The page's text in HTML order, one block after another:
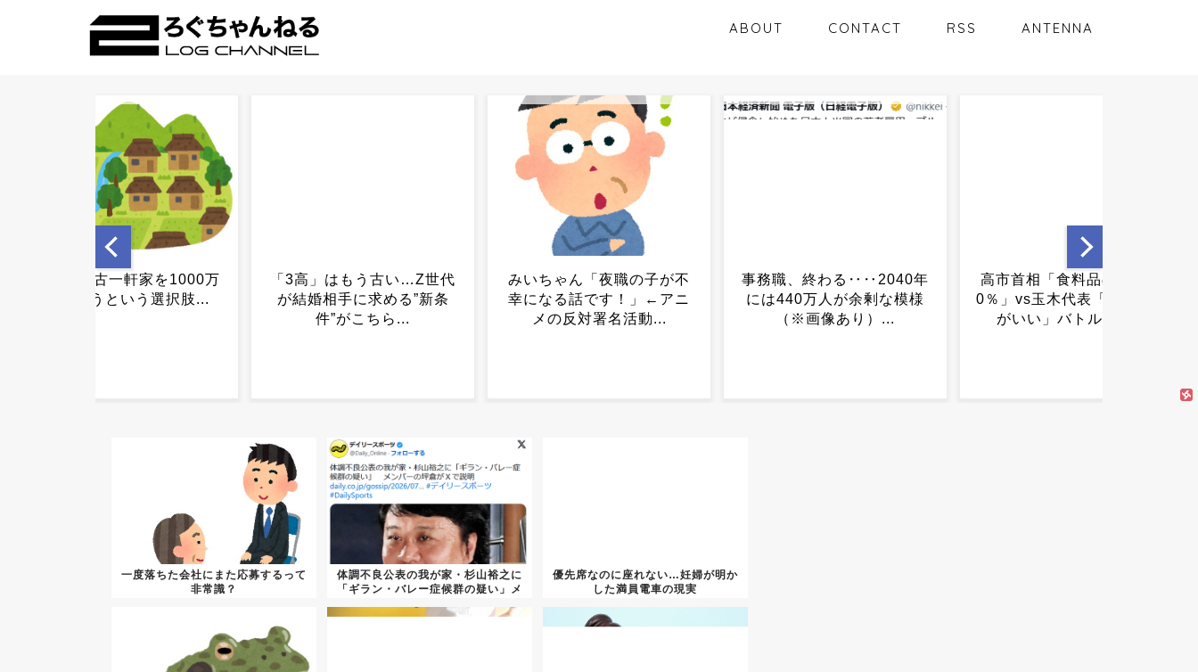
ABOUT CONTACT RSS ANTENNA
みいちゃん「夜職の子が不
幸になる話です！」←アニ
メの反対署名活動...
事務職、終わる‥‥2040年
には440万人が余剰な模様
（※画像あり）...
高市首相「食料品の消費税
0％」vs玉木代表「別の減税
がいい」バトル勃発...
中華アニメ、やっぱ日本の
後追いだったｗｗｗｗｗｗ
ｗｗｗｗ...
「3高」はもう古い…Z世代
が結婚相手に求める”新条
一度落ちた会社にまた応募するって
非常識？
体調不良公表の我が家・杉山裕之に
「ギラン・バレー症候群の疑い」メ
優先席なのに座れない…妊婦が明か
した満員電車の現実